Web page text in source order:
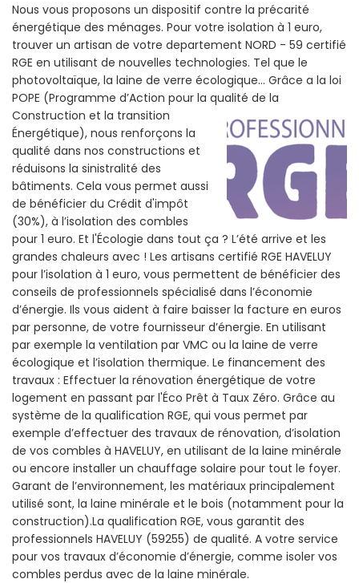
Nous vous proposons un dispositif contre la précarité
énergétique des ménages. Pour votre isolation à 1 euro,
trouver un artisan de votre departement NORD - 59 certifié
RGE en utilisant de nouvelles technologies. Tel que le
photovoltaïque, la laine de verre écologique... Grâce a la loi
POPE (Programme d’Action pour la qualité de la
Construction et la transition
Énergétique), nous renforçons la
qualité dans nos constructions et
réduisons la sinistralité des
bâtiments. Cela vous permet aussi
de bénéficier du Crédit d'impôt
(30%), à l’isolation des combles
pour 1 euro. Et l'Écologie dans tout ça ? L’été arrive et les
grandes chaleurs avec ! Les artisans certifié RGE HAVELUY
pour l’isolation à 1 euro, vous permettent de bénéficier des
conseils de professionnels spécialisé dans l’économie
d’énergie. Ils vous aident à faire baisser la facture en euros
par personne, de votre fournisseur d’énergie. En utilisant
par exemple la ventilation par VMC ou la laine de verre
écologique et l’isolation thermique. Le financement des
travaux : Effectuer la rénovation énergétique de votre
logement en passant par l'Éco Prêt à Taux Zéro. Grâce au
système de la qualification RGE, qui vous permet par
exemple d’effectuer des travaux de rénovation, d’isolation
de vos combles à HAVELUY, en utilisant de la laine minérale
ou encore installer un chauffage solaire pour tout le foyer.
Garant de l’environnement, les matériaux principalement
utilisé sont, la laine minérale et le bois (notamment pour la
construction).La qualification RGE, vous garantit des
professionnels HAVELUY (59255) de qualité. A votre service
pour vos travaux d’économie d’énergie, comme isoler vos
combles perdus avec de la laine minérale.